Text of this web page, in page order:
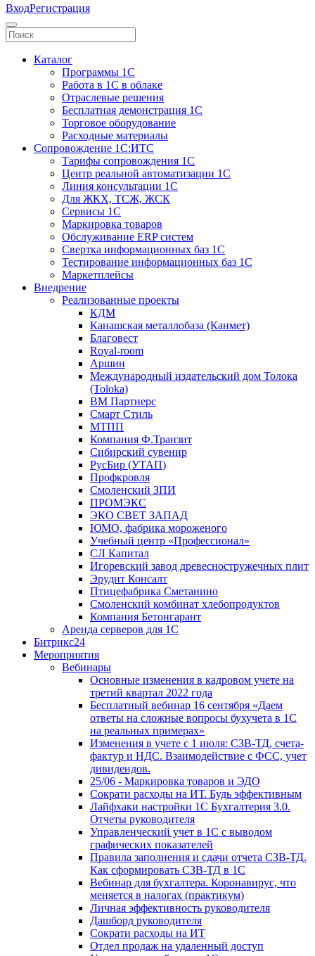
ВходРегистрация
Каталог
Программы 1С
Работа в 1С в облаке
Отраслевые решения
Бесплатная демонстрация 1С
Торговое оборудование
Расходные материалы
Сопровождение 1С:ИТС
Тарифы сопровождения 1С
Центр реальной автоматизации 1С
Линия консультации 1С
Для ЖКХ, ТСЖ, ЖСК
Сервисы 1С
Маркировка товаров
Обслуживание ERP систем
Свертка информационных баз 1С
Тестирование информационных баз 1С
Маркетплейсы
Внедрение
Реализованные проекты
КДМ
Канашская металлобаза (Канмет)
Благовест
Royal-room
Аршин
Международный издательский дом Толока
(Toloka)
ВМ Партнерс
Смарт Стиль
МТПП
Компания Ф.Транзит
Сибирский сувенир
РусБир (УТАП)
Профкровля
Смоленский ЗПИ
ПРОМЭКС
ЭКО СВЕТ ЗАПАД
ЮМО, фабрика мороженого
Учебный центр «Профессионал»
СЛ Капитал
Игоревский завод древесностружечных плит
Эрудит Консалт
Птицефабрика Сметанино
Смоленский комбинат хлебопродуктов
Компания Бетонгарант
Аренда серверов для 1С
Битрикс24
Мероприятия
Вебинары
Основные изменения в кадровом учете на
третий квартал 2022 года
Бесплатный вебинар 16 сентября «Даем
ответы на сложные вопросы бухучета в 1С
на реальных примерах»
Изменения в учете с 1 июля: СЗВ-ТД, счета-
фактур и НДС. Взаимодействие с ФСС, учет
дивидендов.
25/06 - Маркировка товаров и ЭДО
Сократи расходы на ИТ. Будь эффективным
Лайфхаки настройки 1С Бухгалтерия 3.0.
Отчеты руководителя
Управленческий учет в 1С с выводом
графических показателей
Правила заполнения и сдачи отчета СЗВ-ТД.
Как сформировать СЗВ-ТД в 1С
Вебинар для бухгалтера. Коронавирус, что
меняется в налогах (практикум)
Личная эффективность руководителя
Дашборд руководителя
Сократи расходы на ИТ
Отдел продаж на удаленный доступ